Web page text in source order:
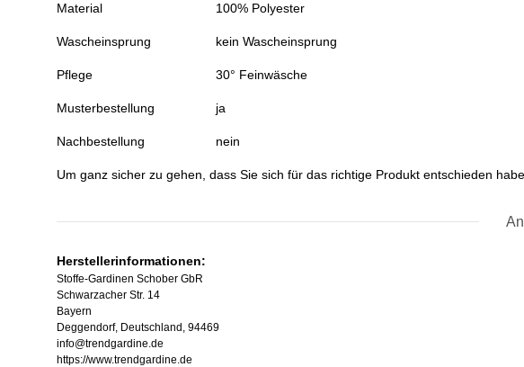
Material 100% Polyester
Wascheinsprung kein Wascheinsprung
Pflege 30° Feinwäsche
Musterbestellung ja
Nachbestellung nein
Um ganz sicher zu gehen, dass Sie sich für das richtige Produkt entschieden
Herstellerinformationen:
Stoffe-Gardinen Schober GbR
Schwarzacher Str. 14
Bayern
Deggendorf, Deutschland, 94469
info@trendgardine.de
https://www.trendgardine.de